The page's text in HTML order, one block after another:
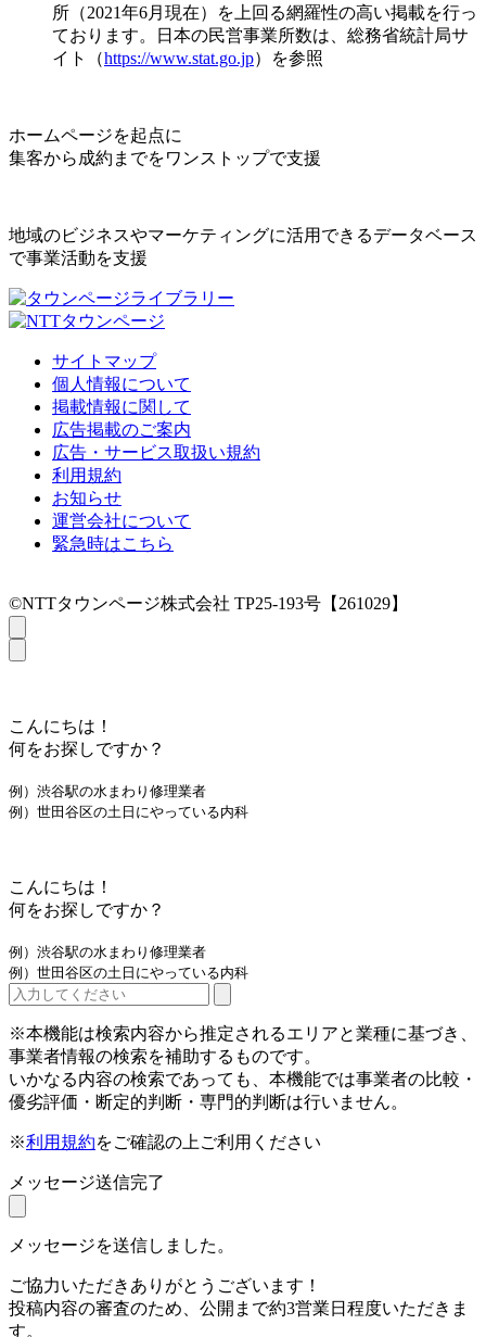
所（2021年6月現在）を上回る網羅性の高い掲載を行っ
ております。日本の民営事業所数は、総務省統計局サ
イト（https://www.stat.go.jp）を参照
ホームページを起点に
集客から成約までをワンストップで支援
地域のビジネスやマーケティングに活用できるデータベース
で事業活動を支援
サイトマップ
個人情報について
掲載情報に関して
広告掲載のご案内
広告・サービス取扱い規約
利用規約
お知らせ
運営会社について
緊急時はこちら
©NTTタウンページ株式会社 TP25-193号【261029】
こんにちは！
何をお探しですか？
例）渋谷駅の水まわり修理業者
例）世田谷区の土日にやっている内科
こんにちは！
何をお探しですか？
例）渋谷駅の水まわり修理業者
例）世田谷区の土日にやっている内科
※本機能は検索内容から推定されるエリアと業種に基づき、
事業者情報の検索を補助するものです。
いかなる内容の検索であっても、本機能では事業者の比較・
優劣評価・断定的判断・専門的判断は行いません。
※利用規約をご確認の上ご利用ください
メッセージ送信完了
メッセージを送信しました。
ご協力いただきありがとうございます！
投稿内容の審査のため、公開まで約3営業日程度いただきま
す。